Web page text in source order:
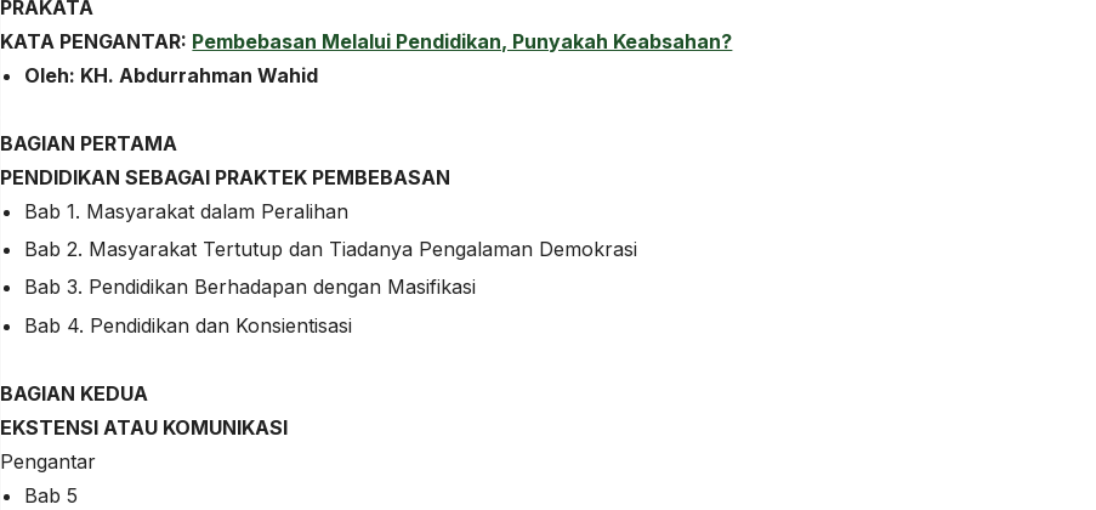
PRAKATA
KATA PENGANTAR: Pembebasan Melalui Pendidikan, Punyakah Keabsahan?
Oleh: KH. Abdurrahman Wahid
BAGIAN PERTAMA
PENDIDIKAN SEBAGAI PRAKTEK PEMBEBASAN
Bab 1. Masyarakat dalam Peralihan
Bab 2. Masyarakat Tertutup dan Tiadanya Pengalaman Demokrasi
Bab 3. Pendidikan Berhadapan dengan Masifikasi
Bab 4. Pendidikan dan Konsientisasi
BAGIAN KEDUA
EKSTENSI ATAU KOMUNIKASI
Pengantar
Bab 5